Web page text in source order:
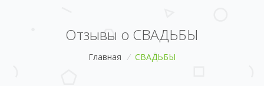
Отзывы о СВАДЬБЫ
Главная / СВАДЬБЫ